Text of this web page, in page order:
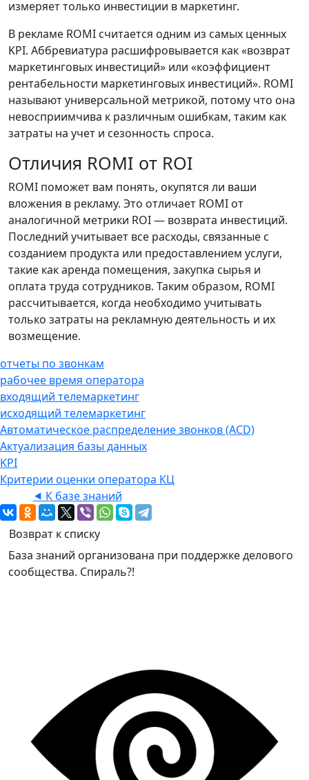
измеряет только инвестиции в маркетинг.
В рекламе ROMI считается одним из самых ценных
KPI. Аббревиатура расшифровывается как «возврат
маркетинговых инвестиций» или «коэффициент
рентабельности маркетинговых инвестиций». ROMI
называют универсальной метрикой, потому что она
невосприимчива к различным ошибкам, таким как
затраты на учет и сезонность спроса.
Отличия ROMI от ROI
ROMI поможет вам понять, окупятся ли ваши
вложения в рекламу. Это отличает ROMI от
аналогичной метрики ROI — возврата инвестиций.
Последний учитывает все расходы, связанные с
созданием продукта или предоставлением услуги,
такие как аренда помещения, закупка сырья и
оплата труда сотрудников. Таким образом, ROMI
рассчитывается, когда необходимо учитывать
только затраты на рекламную деятельность и их
возмещение.
отчеты по звонкам
рабочее время оператора
входящий телемаркетинг
исходящий телемаркетинг
Автоматическое распределение звонков (ACD)
Актуализация базы данных
KPI
Критерии оценки оператора КЦ
⯇ К базе знаний
Возврат к списку
База знаний организована при поддержке делового
сообщества. Спираль?!